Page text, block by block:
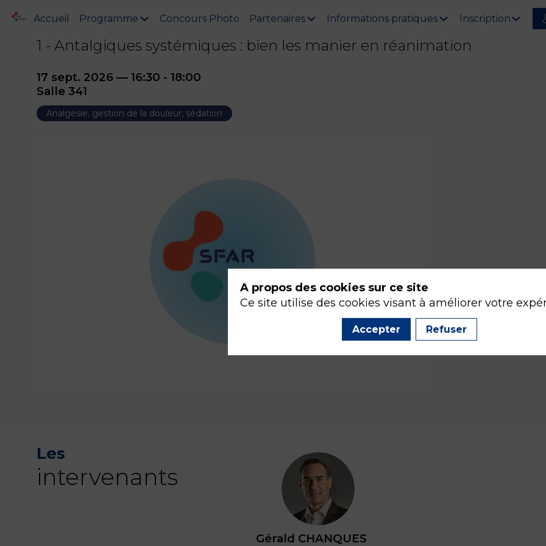
Accueil Programme Concours Photo Partenaires Informations pratiques Inscription
1 - Antalgiques systémiques : bien les manier en réanimation
17 sept. 2026 — 16:30 - 18:00
Salle 341
Analgésie, gestion de la douleur, sédation
Les
intervenants GC
Gérald CHANQUES
A propos des cookies sur ce site
Ce site utilise des cookies visant à améliorer votre
Accepter Refuser